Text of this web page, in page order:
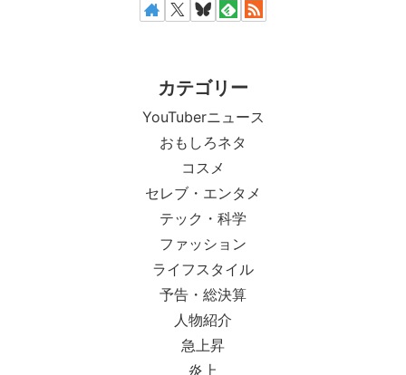
カテゴリー
YouTuberニュース
おもしろネタ
コスメ
セレブ・エンタメ
テック・科学
ファッション
ライフスタイル
予告・総決算
人物紹介
急上昇
炎上